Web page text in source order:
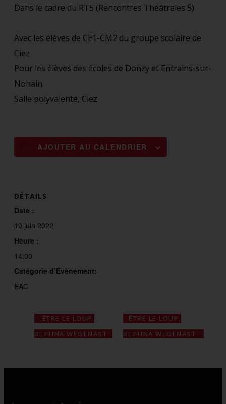
Dans le cadre du RT5 (Rencontres Théâtrales 5)
Avec les élèves de CE1-CM2 du groupe scolaire de
Ciez
Pour les élèves des écoles de Donzy et Entrains-sur-
Nohain
Salle polyvalente, Ciez
AJOUTER AU CALENDRIER
DÉTAILS
Date :
19 juin 2022
Heure :
14:00
Catégorie d’Évènement:
EAC
ÊTRE LE LOUP,
BETTINA WEGENAST
ÊTRE LE LOUP,
BETTINA WEGENAST